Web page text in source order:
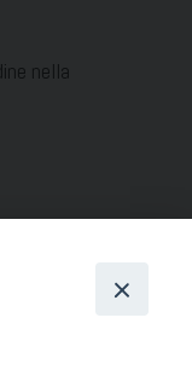
nella